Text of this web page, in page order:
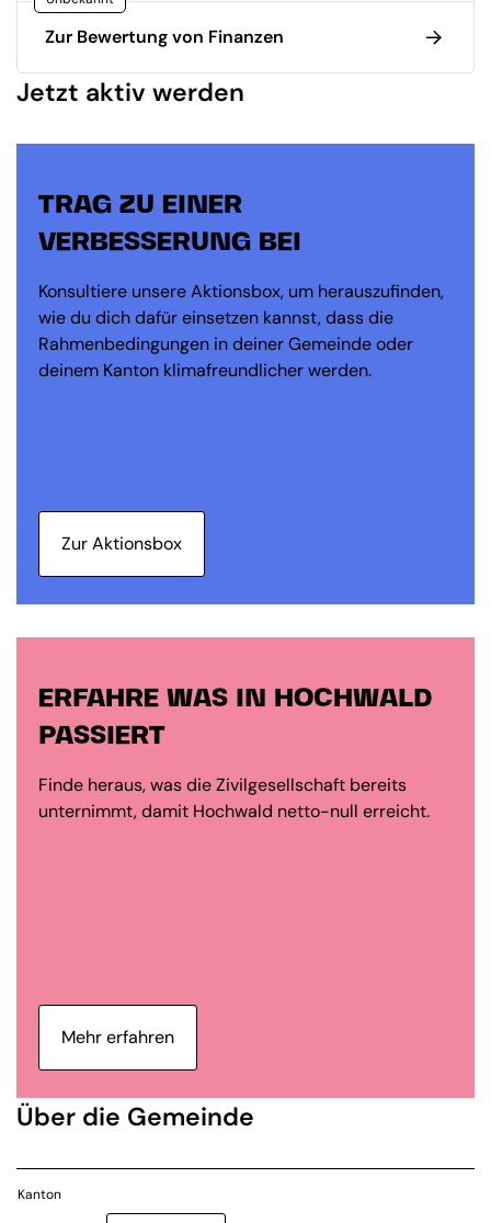
Zur Bewertung von Finanzen
Jetzt aktiv werden
TRAG ZU EINER
VERBESSERUNG BEI
Konsultiere unsere Aktionsbox, um herauszufinden,
wie du dich dafür einsetzen kannst, dass die
Rahmenbedingungen in deiner Gemeinde oder
deinem Kanton klimafreundlicher werden.
Zur Aktionsbox
ERFAHRE WAS IN HOCHWALD
PASSIERT
Finde heraus, was die Zivilgesellschaft bereits
unternimmt, damit Hochwald netto-null erreicht.
Mehr erfahren
Über die Gemeinde
Kanton